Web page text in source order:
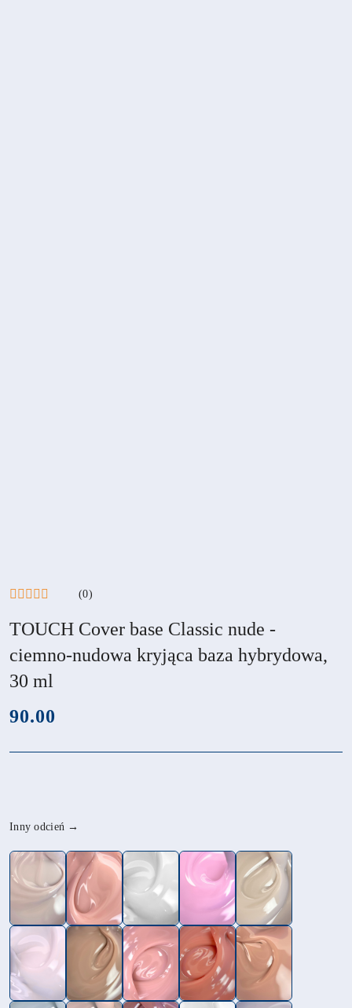
(0)
TOUCH Cover base Classic nude -
ciemno-nudowa kryjąca baza hybrydowa,
30 ml
cena:
90.00
Wariant
Inny odcień →